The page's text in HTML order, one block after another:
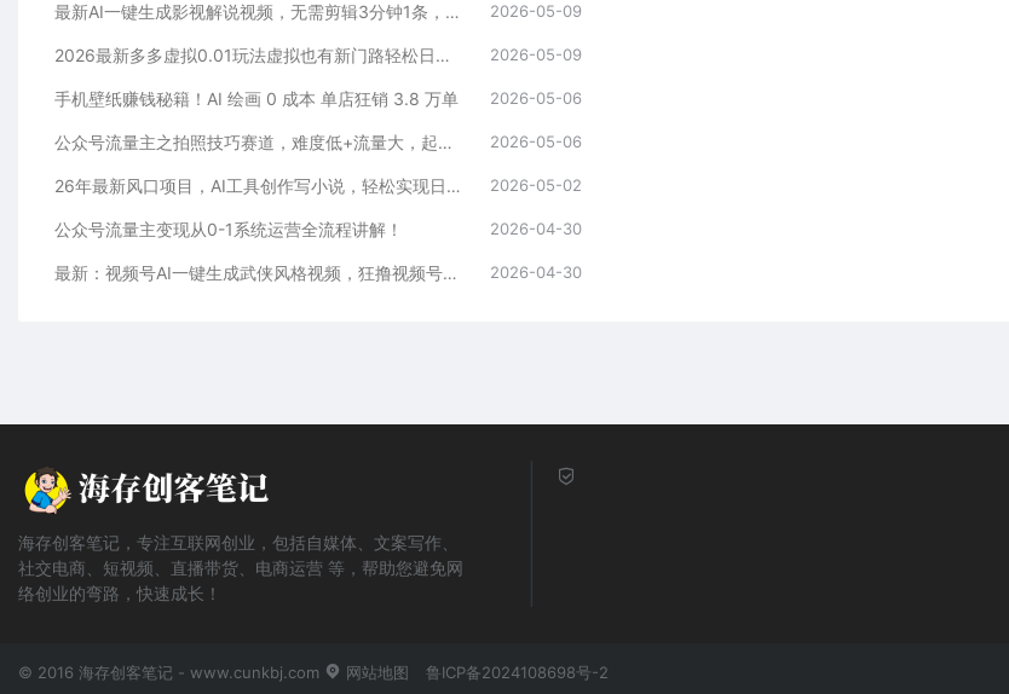
最新AI一键生成影视解说视频，无需剪辑3分钟1条，条条爆款，多平台变现日入2000+ 2026-05-09
2026最新多多虚拟0.01玩法虚拟也有新门路轻松日入2500! 2026-05-09
手机壁纸赚钱秘籍！AI 绘画 0 成本 单店狂销 3.8 万单 2026-05-06
公众号流量主之拍照技巧赛道，难度低+流量大，起号第一篇就爆了10w阅读！ 2026-05-06
26年最新风口项目，AI工具创作写小说，轻松实现日入1000+ 2026-05-02
公众号流量主变现从0-1系统运营全流程讲解！ 2026-04-30
最新：视频号AI一键生成武侠风格视频，狂撸视频号分成收益，学完轻松日入1000+ 2026-04-30
海存创客笔记，专注互联网创业，包括自媒体、文案写作、
社交电商、短视频、直播带货、电商运营 等，帮助您避免网
络创业的弯路，快速成长！
© 2016 海存创客笔记 - www.cunkbj.com 网站地图 鲁ICP备2024108698号-2